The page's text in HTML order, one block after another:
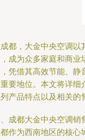
都，大金中央空调以
成为众多家庭和商业
凭借其高效节能、静
要地位。本文将详细
产品特点以及相关的
成都大金中央空调销
作为西南地区的核心